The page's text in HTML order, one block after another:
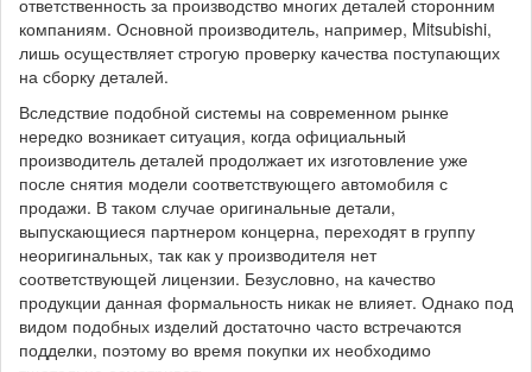
ответственность за производство многих деталей сторонним
компаниям. Основной производитель, например, Mitsubishi,
лишь осуществляет строгую проверку качества поступающих
на сборку деталей.
Вследствие подобной системы на современном рынке
нередко возникает ситуация, когда официальный
производитель деталей продолжает их изготовление уже
после снятия модели соответствующего автомобиля с
продажи. В таком случае оригинальные детали,
выпускающиеся партнером концерна, переходят в группу
неоригинальных, так как у производителя нет
соответствующей лицензии. Безусловно, на качество
продукции данная формальность никак не влияет. Однако под
видом подобных изделий достаточно часто встречаются
подделки, поэтому во время покупки их необходимо